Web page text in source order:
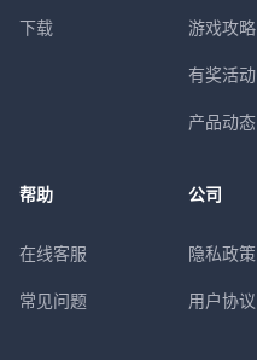
下载 游戏攻略
有奖活动
产品动态
帮助
在线客服
常见问题
公司
隐私政策
用户协议